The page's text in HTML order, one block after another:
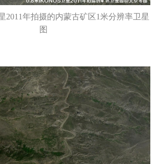
2011年拍摄的内蒙古矿区1米分辨率卫星
图